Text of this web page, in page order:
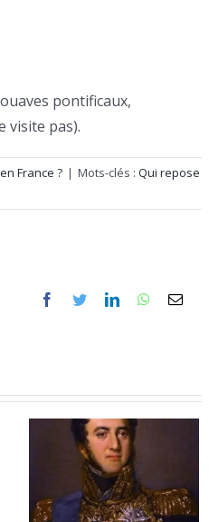
pontificaux,
visite pas).
France ? | Mots-clés : Qui repose
Facebook
TwitterLinkedInWhatsApp
Email